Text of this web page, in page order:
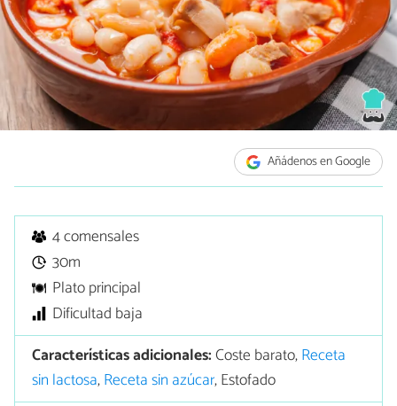
Añádenos en Google
4 comensales
30m
Plato principal
Dificultad baja
Características adicionales:Coste barato,Receta
sin lactosa,Receta sin azúcar, Estofado